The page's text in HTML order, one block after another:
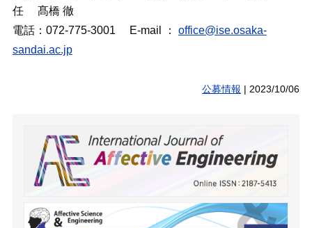
任 髙橋 徹
電話：072-775-3001 E-mail ： office@ise.osaka-
sandai.ac.jp
公募情報 |2023/10/06